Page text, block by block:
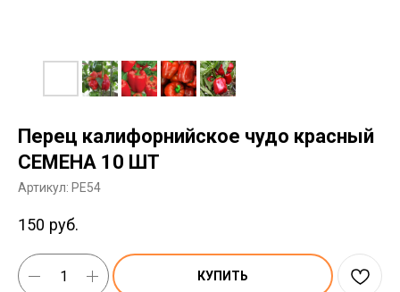
Перец калифорнийское чудо красный
СЕМЕНА 10 ШТ
Артикул: PE54
150 руб.
КУПИТЬ